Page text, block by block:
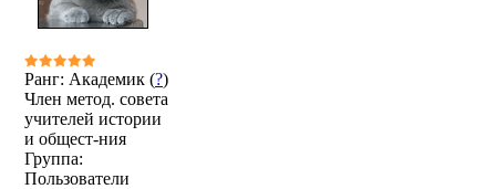
Ранг: Академик (?)
Член метод. совета
учителей истории
и общест-ния
Группа:
Пользователи